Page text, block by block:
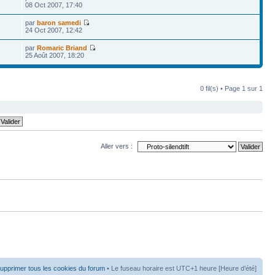
08 Oct 2007, 17:40
parbaron samedi
24 Oct 2007, 12:42
parRomaric Briand
25 Août 2007, 18:20
0 fil(s) • Page 1 sur 1
Aller vers :
tous les cookies du forum • Le fuseau horaire est UTC+1 heure [Heure d’été]